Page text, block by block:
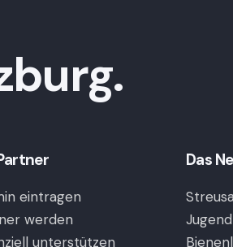
eintragen
werden
unterstützen
Das